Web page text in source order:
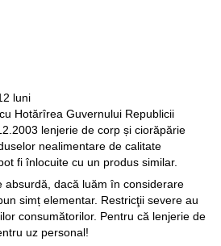
luni
Hotărîrea Guvernului Republicii
lenjerie de corp și ciorăpărie
nealimentare de calitate
fi înlocuite cu un produs similar.
absurdă, dacă luăm în considerare
simț elementar. Restricţii severe au
consumătorilor. Pentru că lenjerie de
uz personal!